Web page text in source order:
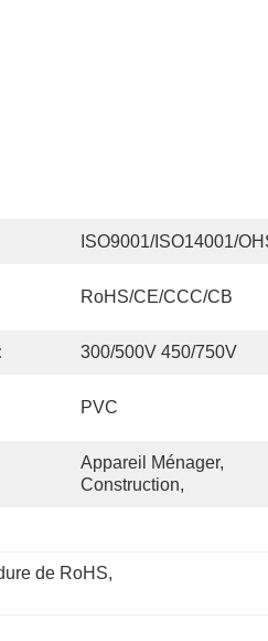
ISO9001/ISO14001/
RoHS/CE/CCC/CB
300/500V 450/750V
PVC
Appareil Ménager,
Construction,
de RoHS,